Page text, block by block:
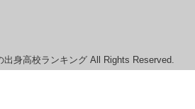
出身高校ランキング All Rights Reserved.